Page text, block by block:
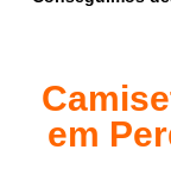
em